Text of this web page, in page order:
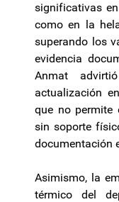
significativas
como en la
superando los
evidencia
Anmat
actualización
que no permite
sin soporte
documentación
Asimismo, la
térmico del